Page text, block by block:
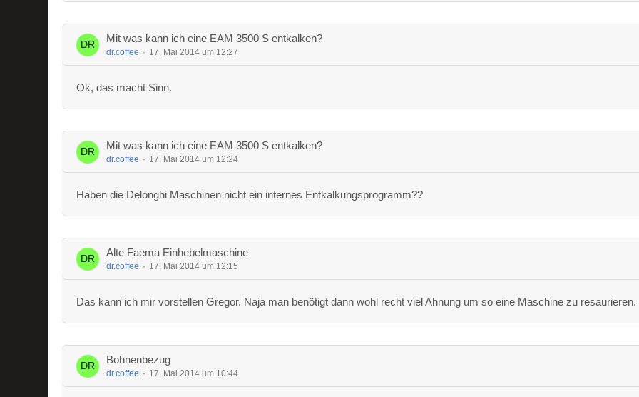
Mit was kann ich eine EAM 3500 S entkalken?
dr.coffee 17. Mai 2014 um 12:27
Ok, das macht Sinn.
Mit was kann ich eine EAM 3500 S entkalken?
dr.coffee 17. Mai 2014 um 12:24
Haben die Delonghi Maschinen nicht ein internes Entkalkungsprogramm??
Alte Faema Einhebelmaschine
dr.coffee 17. Mai 2014 um 12:15
Das kann ich mir vorstellen Gregor. Naja man benötigt dann wohl recht viel Ahnung um so eine Maschine zu resaurieren.
Bohnenbezug
dr.coffee 17. Mai 2014 um 10:44